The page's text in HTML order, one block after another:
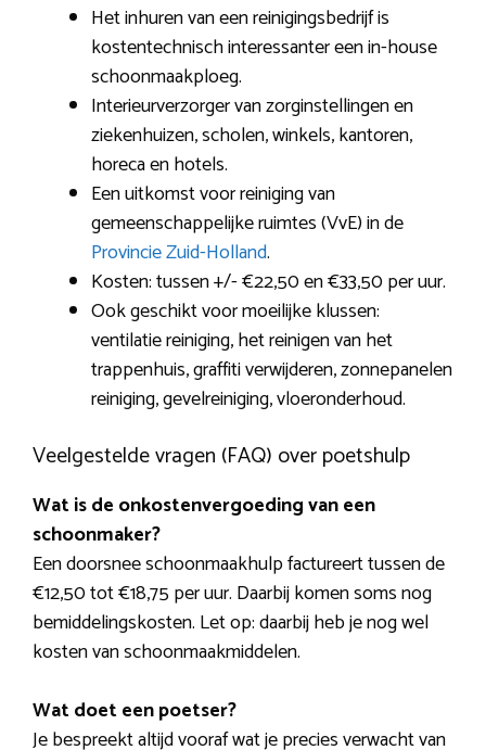
Het inhuren van een reinigingsbedrijf is
kostentechnisch interessanter een in-house
schoonmaakploeg.
Interieurverzorger van zorginstellingen en
ziekenhuizen, scholen, winkels, kantoren,
horeca en hotels.
Een uitkomst voor reiniging van
gemeenschappelijke ruimtes (VvE) in de
Provincie Zuid-Holland.
Kosten: tussen +/- €22,50 en €33,50 per uur.
Ook geschikt voor moeilijke klussen:
ventilatie reiniging, het reinigen van het
trappenhuis, graffiti verwijderen, zonnepanelen
reiniging, gevelreiniging, vloeronderhoud.
Veelgestelde vragen (FAQ) over poetshulp
Wat is de onkostenvergoeding van een
schoonmaker?
Een doorsnee schoonmaakhulp factureert tussen de
€12,50 tot €18,75 per uur. Daarbij komen soms nog
bemiddelingskosten. Let op: daarbij heb je nog wel
kosten van schoonmaakmiddelen.
Wat doet een poetser?
Je bespreekt altijd vooraf wat je precies verwacht van